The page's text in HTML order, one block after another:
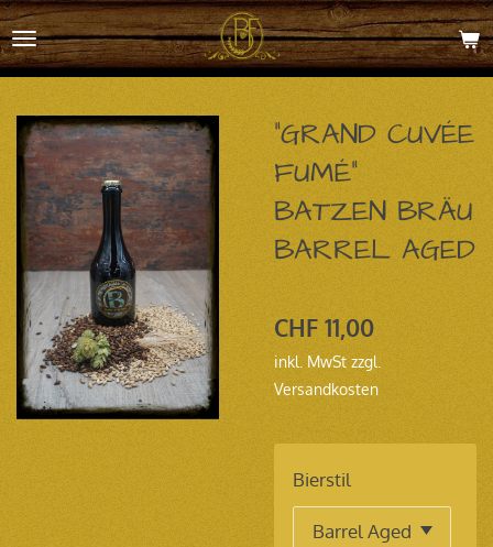
Zum
Hauptinhalt
"GRAND CUVÉE
FUMÉ"
BATZEN BRÄU
BARREL AGED
CHF 11,00
inkl. MwSt zzgl.
Versandkosten
Bierstil